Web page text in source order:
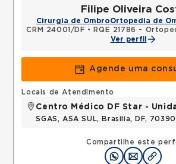
Filipe Oliveira
Cirurgia de OmbroOrtopedia de
CRM 24001/DF •
RQE 21786 -
Ver perfil
Agende uma
Compartilhe este
Locais de Atendimento
Centro Médico DF Star -
SGAS, ASA SUL, Brasilia, DF,